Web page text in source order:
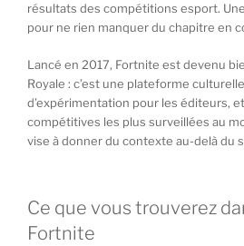
résultats des compétitions esport.
pour ne rien manquer du chapitre en
Lancé en 2017, Fortnite est devenu
Royale : c’est une plateforme
d’expérimentation pour les éditeurs,
compétitives les plus surveillées au
vise à donner du contexte au-delà du
Ce que vous trouverez
Fortnite